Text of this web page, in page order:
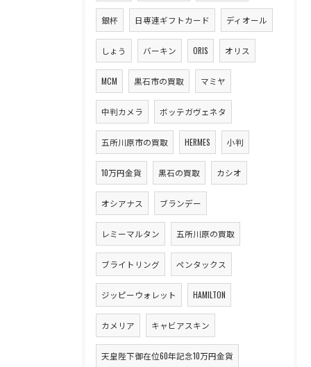
銀杯 日専連ギフトカード ディオール
しょう バーキン ORIS オリス
MCM 黒石市の買取 マミヤ
中判カメラ ボッテガヴェネタ
五所川原市の買取 HERMES 小判
10万円金貨 黒石の買取 カシオ
オシアナス ブランデー
レミーマルタン 五所川原の買取
ブライトリング ペンタックス
ジッピーウォレット HAMILTON
カメリア キャビアスキン
天皇陛下御在位60年記念10万円金貨